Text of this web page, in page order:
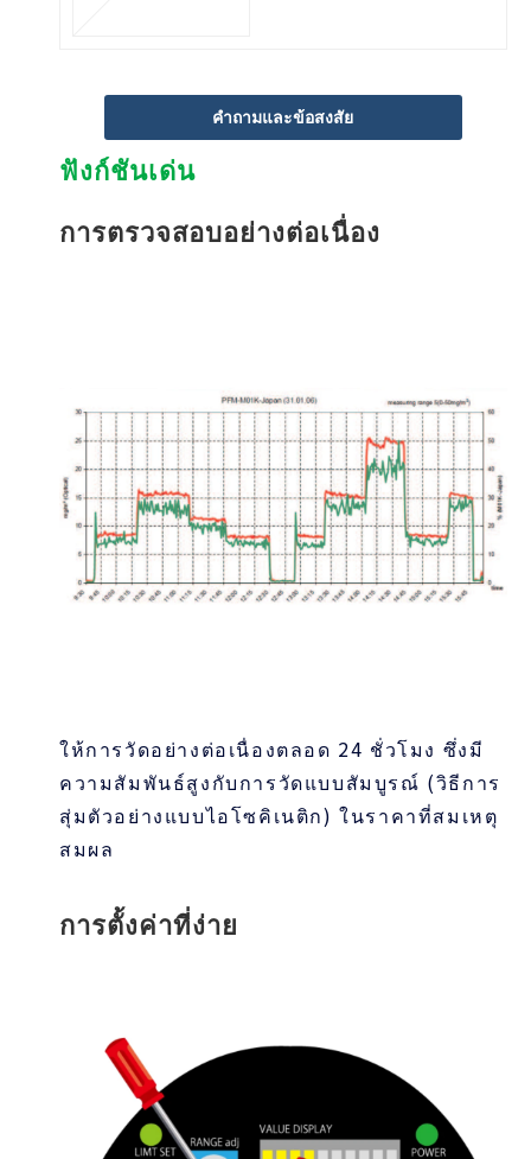
คำถามและข้อสงสัย
ฟังก์ชันเด่น
การตรวจสอบอย่างต่อเนื่อง
ให้การวัดอย่างต่อเนื่องตลอด 24 ชั่วโมง ซึ่งมี
ความสัมพันธ์สูงกับการวัดแบบสัมบูรณ์ (วิธีการ
สุ่มตัวอย่างแบบไอโซคิเนติก) ในราคาที่สมเหตุ
สมผล
การตั้งค่าที่ง่าย